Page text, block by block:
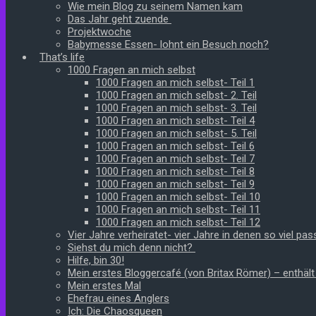
Wie mein Blog zu seinem Namen kam
Das Jahr geht zuende
Projektwoche
Babymesse Essen- lohnt ein Besuch noch?
That’s life
1000 Fragen an mich selbst
1000 Fragen an mich selbst- Teil 1
1000 Fragen an mich selbst- 2. Teil
1000 Fragen an mich selbst- 3. Teil
1000 Fragen an mich selbst- Teil 4
1000 Fragen an mich selbst- 5. Teil
1000 Fragen an mich selbst- Teil 6
1000 Fragen an mich selbst- Teil 7
1000 Fragen an mich selbst- Teil 8
1000 Fragen an mich selbst- Teil 9
1000 Fragen an mich selbst- Teil 10
1000 Fragen an mich selbst- Teil 11
1000 Fragen an mich selbst- Teil 12
Vier Jahre verheiratet- vier Jahre in denen so viel
Siehst du mich denn nicht?
Hilfe, bin 30!
Mein erstes Bloggercafé (von Britax Römer) – enthält
Mein erstes Mal
Ehefrau eines Anglers
Ich: Die Chaosqueen